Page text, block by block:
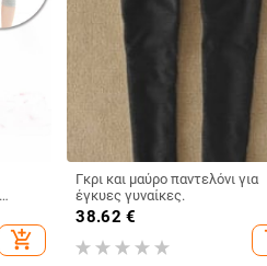
add_shopping_cart
Γκρι και μαύρο παντελόνι για
έγκυες γυναίκες.
38.62 €